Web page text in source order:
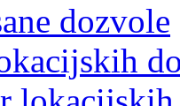
dozvole